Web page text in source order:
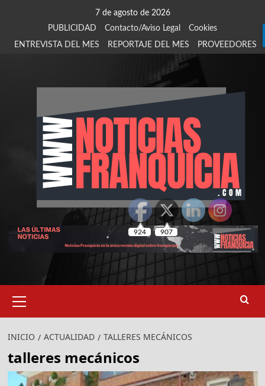
7 de agosto de 2026
PUBLICIDAD
Contacto/Aviso Legal
Cookies
ENTREVISTA DEL MES
REPORTAJE DEL MES PROVEEDORES
primario
INICIO ACTUALIDAD TALLERES MECÁNICOS
talleres mecánicos
924 907